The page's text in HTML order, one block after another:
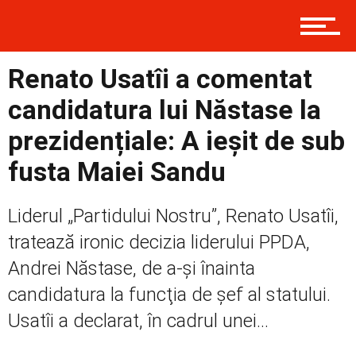
Prima
Social
Renato Usatîi a comentat
candidatura lui Năstase la
prezidențiale: A ieșit de sub
fusta Maiei Sandu
Liderul „Partidului Nostru”, Renato Usatîi,
tratează ironic decizia liderului PPDA,
Andrei Năstase, de a-şi înainta
candidatura la funcţia de şef al statului.
Usatîi a declarat, în cadrul unei...